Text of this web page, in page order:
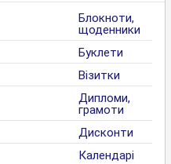
Блокноти,
щоденники
Буклети
Візитки
Дипломи,
грамоти
Дисконти
Календарі